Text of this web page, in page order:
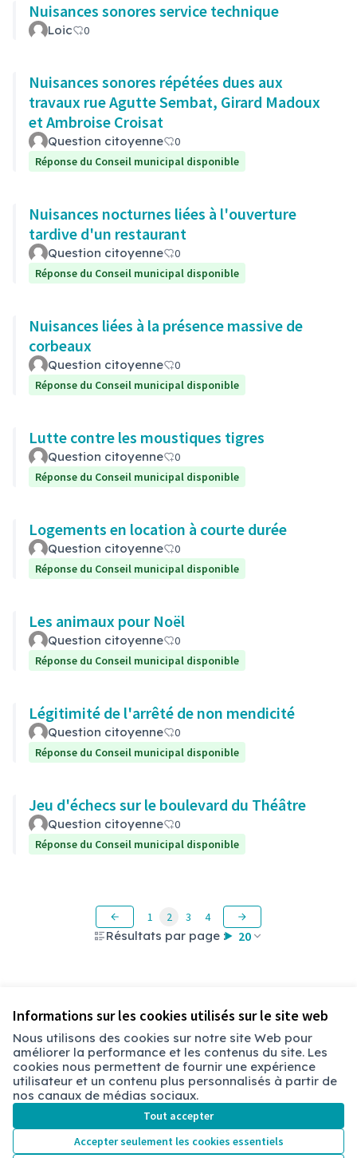
Informations sur les cookies utilisés sur le site web
Nous utilisons des cookies sur notre site Web pour
améliorer la performance et les contenus du site. Les
cookies nous permettent de fournir une expérience
utilisateur et un contenu plus personnalisés à partir de
nos canaux de médias sociaux.
Tout accepter
Accepter seulement les cookies essentiels
Nuisances sonores service technique
Loic 0
Nuisances sonores répétées dues aux
travaux rue Agutte Sembat, Girard Madoux
et Ambroise Croisat
Question citoyenne
0
Réponse du Conseil municipal disponible
Nuisances nocturnes liées à l'ouverture
tardive d'un restaurant
Question citoyenne
0
Réponse du Conseil municipal disponible
Nuisances liées à la présence massive de
corbeaux
Question citoyenne
0
Réponse du Conseil municipal disponible
Lutte contre les moustiques tigres
Question citoyenne
0
Réponse du Conseil municipal disponible
Logements en location à courte durée
Question citoyenne
0
Réponse du Conseil municipal disponible
Les animaux pour Noël
Question citoyenne
0
Réponse du Conseil municipal disponible
Légitimité de l'arrêté de non mendicité
Question citoyenne
0
Réponse du Conseil municipal disponible
Jeu d'échecs sur le boulevard du Théâtre
Question citoyenne
0
Réponse du Conseil municipal disponible
Résultats par page : 20
1 2 3 4
Conditions d'utilisation
Paramètres des cookies
Chambéry sur X
(Lien externe)
Chambéry sur Facebook
Chambéry sur Instagram